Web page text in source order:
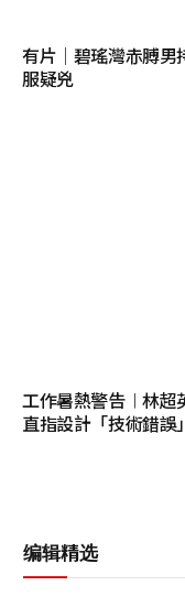
有片│碧瑤灣赤膊男
服疑兇
工作暑熱警告︱林超
直指設計「技術錯誤
编辑精选